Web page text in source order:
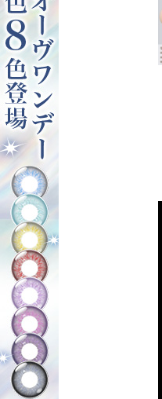
とスマホス
プ 黒
(税込)